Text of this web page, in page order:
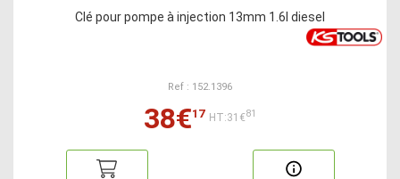
Clé pour pompe à injection 13mm 1.6l diesel
Ref : 152.1396
38€17 HT:31€81